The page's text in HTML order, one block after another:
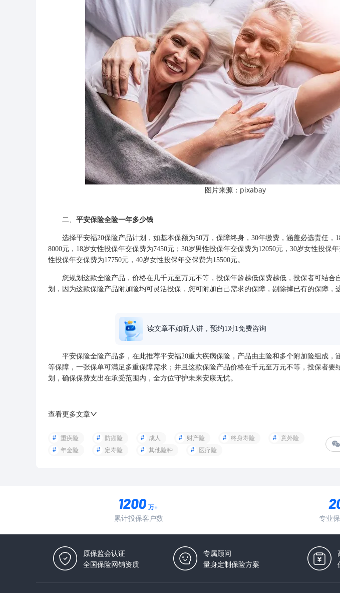
图片来源： pixabay
二、 平安保险全险一年多少钱
选择平安福20保险产品计划，如基本保额为50万，保障终身，30年缴费，涵盖必选责任，
8000元，18岁女性投保年交保费为7450元；30岁男性投保年交保费为12050元，30岁女性投保
性投保年交保费为17750元，40岁女性投保年交保费为15500元。
您规划这款全险产品，价格在几千元至万元不等，投保年龄越低保费越低，投保者可结合
划，因为这款保险产品附加险均可灵活投保，您可附加自己需求的保障，剔除掉已有的保障，
读文章不如听人讲，预约1对1免费咨询
平安保险全险产品多，在此推荐平安福20重大疾病保险，产品由主险和多个附加险组成，
等保障，一张保单可满足多重保障需求；并且这款保险产品价格在千元至万元不等，投保者要
划，确保保费支出在承受范围内，全方位守护未来安康无忧。
查看更多文章
重疾险 防癌险 成人 财产险 终身寿险
意外险
年金险
定寿险 其他险种 医疗险
万+
累计投保客户数 专业
原保监会认证
全国保险网销资质
专属顾问
量身定制保险方案